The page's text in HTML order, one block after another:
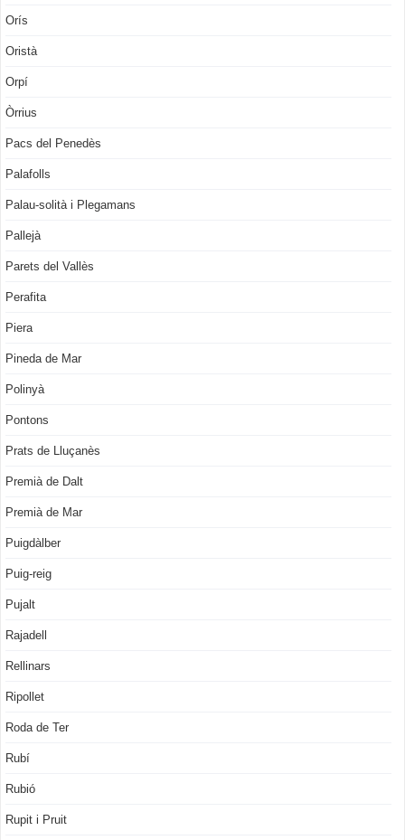
Orís
Oristà
Orpí
Òrrius
Pacs del Penedès
Palafolls
Palau-solità i Plegamans
Pallejà
Parets del Vallès
Perafita
Piera
Pineda de Mar
Polinyà
Pontons
Prats de Lluçanès
Premià de Dalt
Premià de Mar
Puigdàlber
Puig-reig
Pujalt
Rajadell
Rellinars
Ripollet
Roda de Ter
Rubí
Rubió
Rupit i Pruit